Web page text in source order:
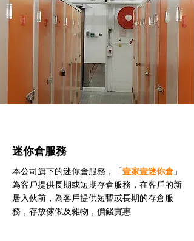
迷你倉服務
本公司旗下的迷你倉服務，「壹家壹迷你倉 」
為客戶提供長期或短期存倉服務，在客戶的新
居入伙前，為客戶提供短暫或長期的存倉服
務，存放傢俬及雜物，價錢實惠